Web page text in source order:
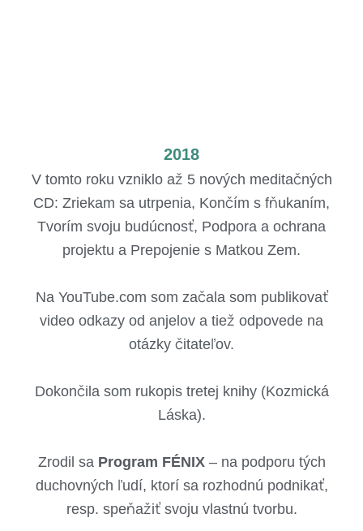
2018
V tomto roku vzniklo až 5 nových meditačných
CD: Zriekam sa utrpenia, Končím s fňukaním,
Tvorím svoju budúcnosť, Podpora a ochrana
projektu a Prepojenie s Matkou Zem.
Na YouTube.com som začala som publikovať
video odkazy od anjelov a tiež odpovede na
otázky čitateľov.
Dokončila som rukopis tretej knihy (Kozmická
Láska).
Zrodil sa Program FÉNIX – na podporu tých
duchovných ľudí, ktorí sa rozhodnú podnikať,
resp. speňažiť svoju vlastnú tvorbu.